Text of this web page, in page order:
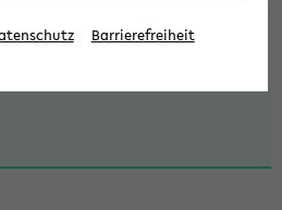
Barrierefreiheit